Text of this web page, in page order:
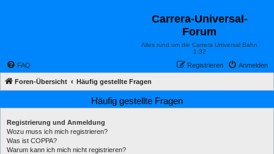
Carrera-Universal-
Forum
Alles rund um die Carrera Universal Bahn
1:32
FAQ Anmelden
Registrieren
Foren-Übersicht Häufig gestellte Fragen
Häufig gestellte Fragen
Registrierung und Anmeldung
Wozu muss ich mich registrieren?
Was ist COPPA?
Warum kann ich mich nicht registrieren?